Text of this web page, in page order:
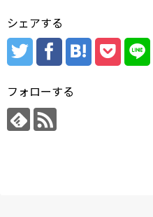
シェアする
フォローする